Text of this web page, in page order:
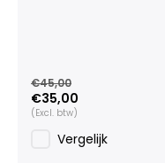
€45,00
€35,00
(Excl. btw)
Vergelijk